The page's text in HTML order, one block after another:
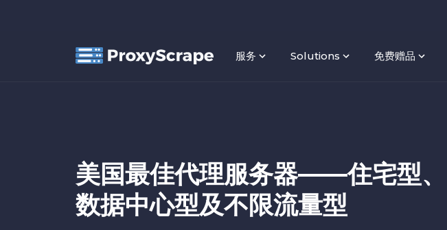
服务 Solutions 免费赠品
美国最佳代理服务器——住宅型、
数据中心型及不限流量型